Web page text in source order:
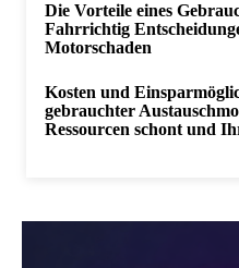
Die Vorteile eines
Fahrrichtig
Motorschaden
Kosten und
gebrauchter
Ressourcen schont und